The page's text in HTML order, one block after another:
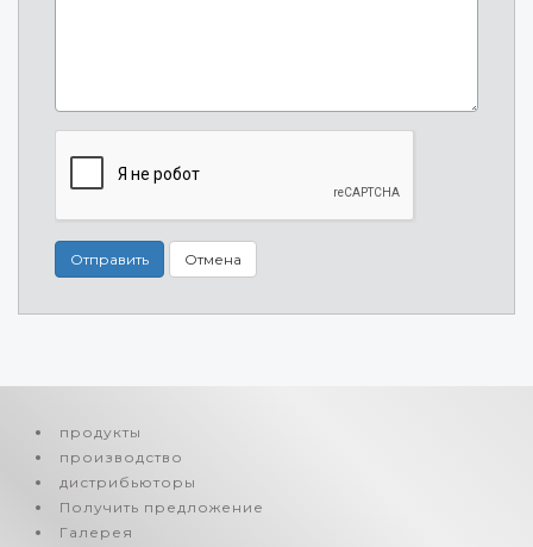
Отправить Отмена
продукты
производство
дистрибьюторы
Получить предложение
Галерея